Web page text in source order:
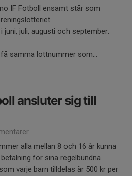
IF Fotboll ensamt står som
juni, juli, augusti och september.
samma lottnummer som...
ansluter sig till
alla mellan 8 och 16 år kunna
för sina regelbundna
varje barn tilldelas är 500 kr per